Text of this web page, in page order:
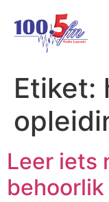
Etiket:
Leer iets
behoorlik